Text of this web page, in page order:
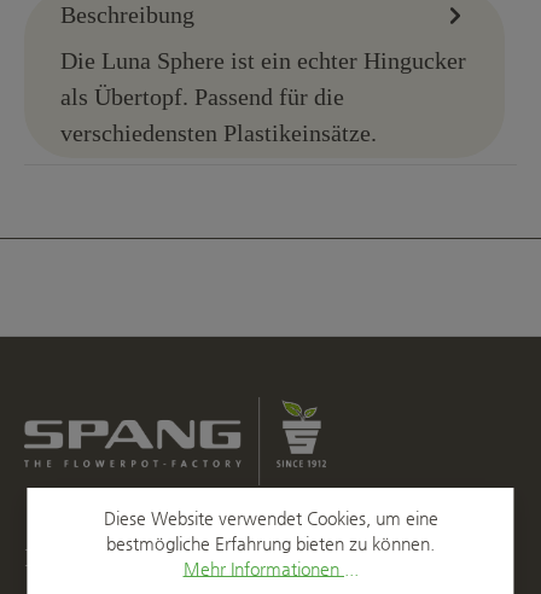
Beschreibung
Die Luna Sphere ist ein echter Hingucker
als Übertopf. Passend für die
verschiedensten Plastikeinsätze.
Kontakt
Diese Website verwendet Cookies, um eine
bestmögliche Erfahrung bieten zu können.
Mehr Informationen ...